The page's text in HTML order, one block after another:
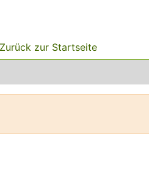
Zurück zur Startseite